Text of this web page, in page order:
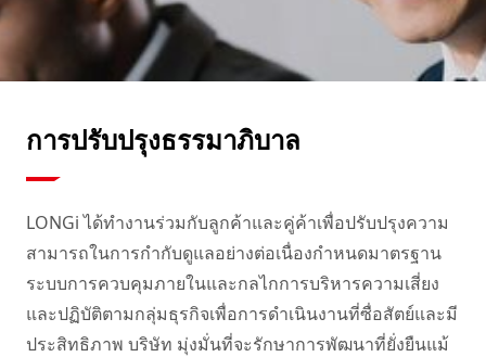
การปรับปรุงธรรมาภิบาล
LONGi ได้ทํางานร่วมกับลูกค้าและคู่ค้าเพื่อปรับปรุงความ
สามารถในการกํากับดูแลอย่างต่อเนื่องกําหนดมาตรฐาน
ระบบการควบคุมภายในและกลไกการบริหารความเสี่ยง
และปฏิบัติตามกลุ่มธุรกิจเพื่อการดําเนินงานที่ซื่อสัตย์และมี
ประสิทธิภาพ บริษัท มุ่งมั่นที่จะรักษาการพัฒนาที่ยั่งยืนแม้